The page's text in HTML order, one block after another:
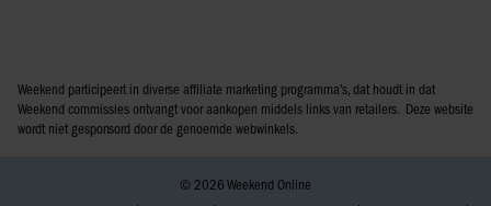
Weekend participeert in diverse affiliate marketing programma’s, dat houdt in dat
Weekend commissies ontvangt voor aankopen middels links van retailers. Deze website
wordt niet gesponsord door de genoemde webwinkels.
© 2026 Weekend Online